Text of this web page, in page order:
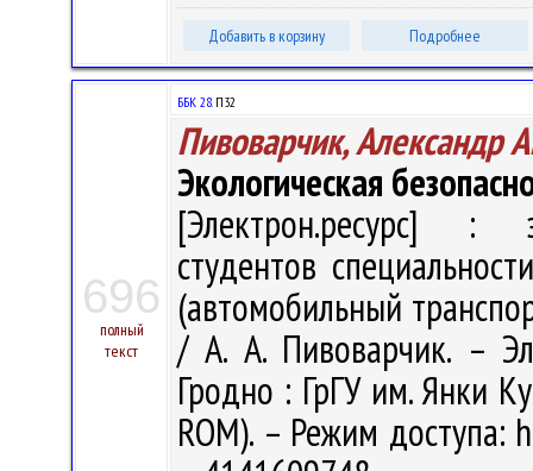
Добавить в корзину Подробнее
696
полный
текст
ББК 28.П32
Пивоварчик, Александр
Экологическая
[Электрон.ресурс] :
студентов
(автомобильный
/ А. А. Пивоварчик. –
Гродно : ГрГУ им. Янки
ROM). – Режим доступа: